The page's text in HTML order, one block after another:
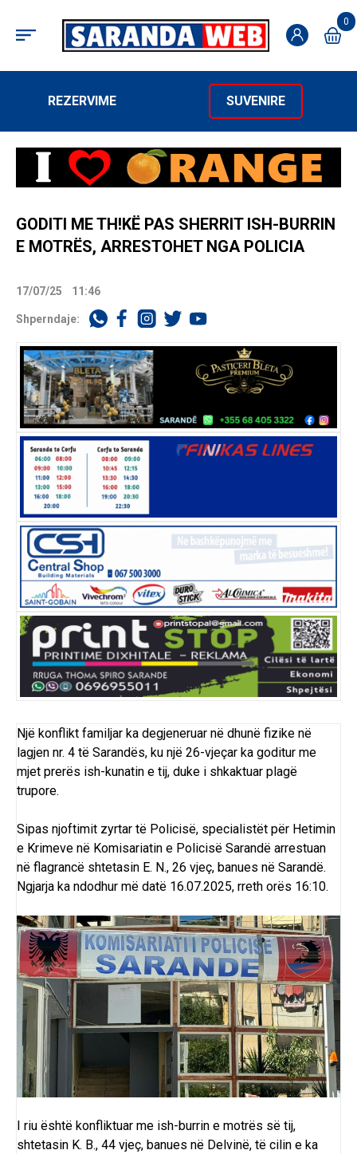
0
REZERVIME SUVENIRE
GODITI ME TH!KË PAS SHERRIT ISH-BURRIN
E MOTRËS, ARRESTOHET NGA POLICIA
17/07/25 11:46
Shperndaje:
Një konflikt familjar ka degjeneruar në dhunë fizike në
lagjen nr. 4 të Sarandës, ku një 26-vjeçar ka goditur me
mjet prerës ish-kunatin e tij, duke i shkaktuar plagë
trupore.
Sipas njoftimit zyrtar të Policisë, specialistët për Hetimin
e Krimeve në Komisariatin e Policisë Sarandë arrestuan
në flagrancë shtetasin E. N., 26 vjeç, banues në Sarandë.
Ngjarja ka ndodhur më datë 16.07.2025, rreth orës 16:10.
I riu është konfliktuar me ish-burrin e motrës së tij,
shtetasin K. B., 44 vjeç, banues në Delvinë, të cilin e ka